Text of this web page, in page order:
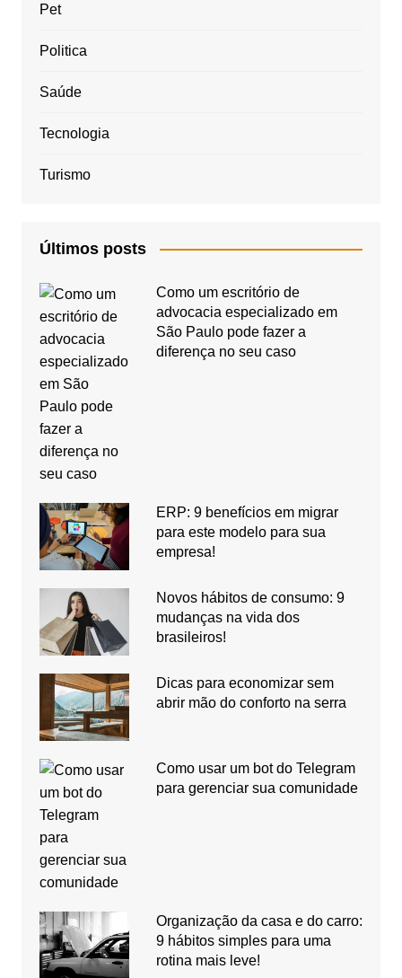
Pet
Politica
Saúde
Tecnologia
Turismo
Últimos posts
Como um escritório de
advocacia especializado em
São Paulo pode fazer a
diferença no seu caso
ERP: 9 benefícios em migrar
para este modelo para sua
empresa!
Novos hábitos de consumo: 9
mudanças na vida dos
brasileiros!
Dicas para economizar sem
abrir mão do conforto na serra
Como usar um bot do Telegram
para gerenciar sua comunidade
Organização da casa e do carro:
9 hábitos simples para uma
rotina mais leve!